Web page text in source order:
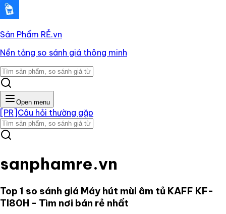
Sản Phẩm RẺ.vn
Nền tảng so sánh giá thông minh
Open menu
[PR] Câu hỏi thường gặp
sanphamre.vn
Top 1 so sánh giá Máy hút mùi âm tủ KAFF KF-
Tl80H - Tìm nơi bán rẻ nhất